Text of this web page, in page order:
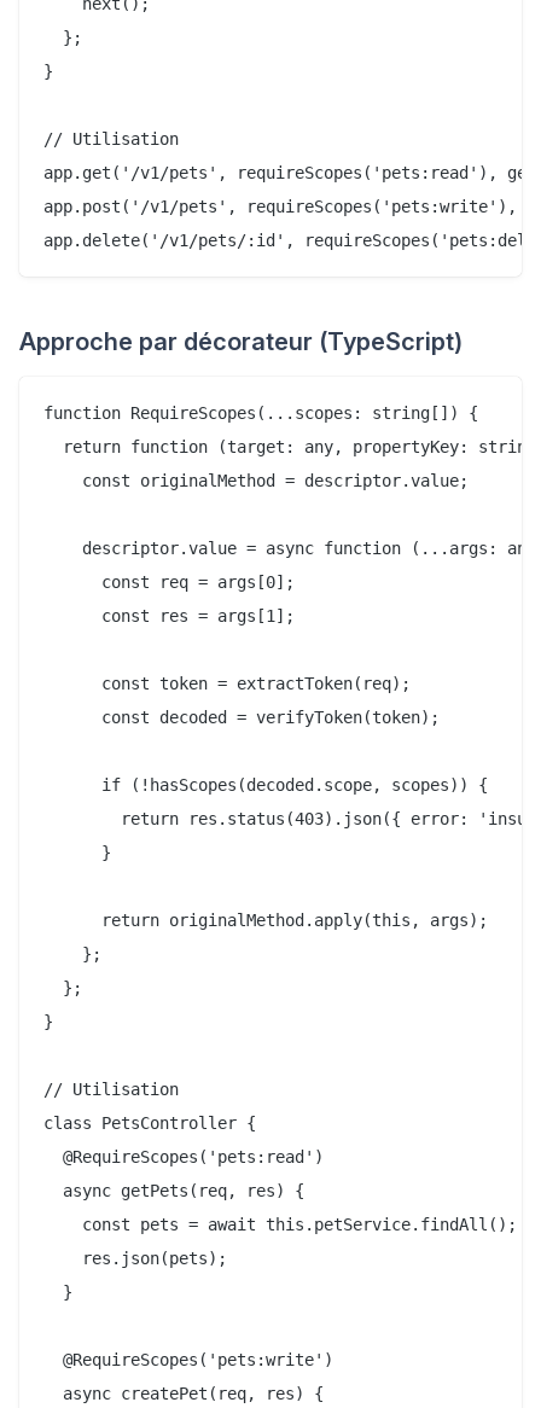
  };
}
// Utilisation
app.get('/v1/pets', requireScopes('pets:read'),
app.post('/v1/pets', requireScopes('pets:write'),
Approche par décorateur (TypeScript)
function RequireScopes(...scopes: string[]) {
return function (target: any, propertyKey:
    const originalMethod = descriptor.value;
descriptor.value = async function (...args:
      const req = args[0];
      const res = args[1];
      const token = extractToken(req);
      const decoded = verifyToken(token);
      if (!hasScopes(decoded.scope, scopes)) {
return res.status(403).json({ error:
      }
      return originalMethod.apply(this, args);
    };
  };
}
// Utilisation
class PetsController {
  @RequireScopes('pets:read')
  async getPets(req, res) {
    const pets = await this.petService.findAll();
    res.json(pets);
  }
  @RequireScopes('pets:write')
  async createPet(req, res) {